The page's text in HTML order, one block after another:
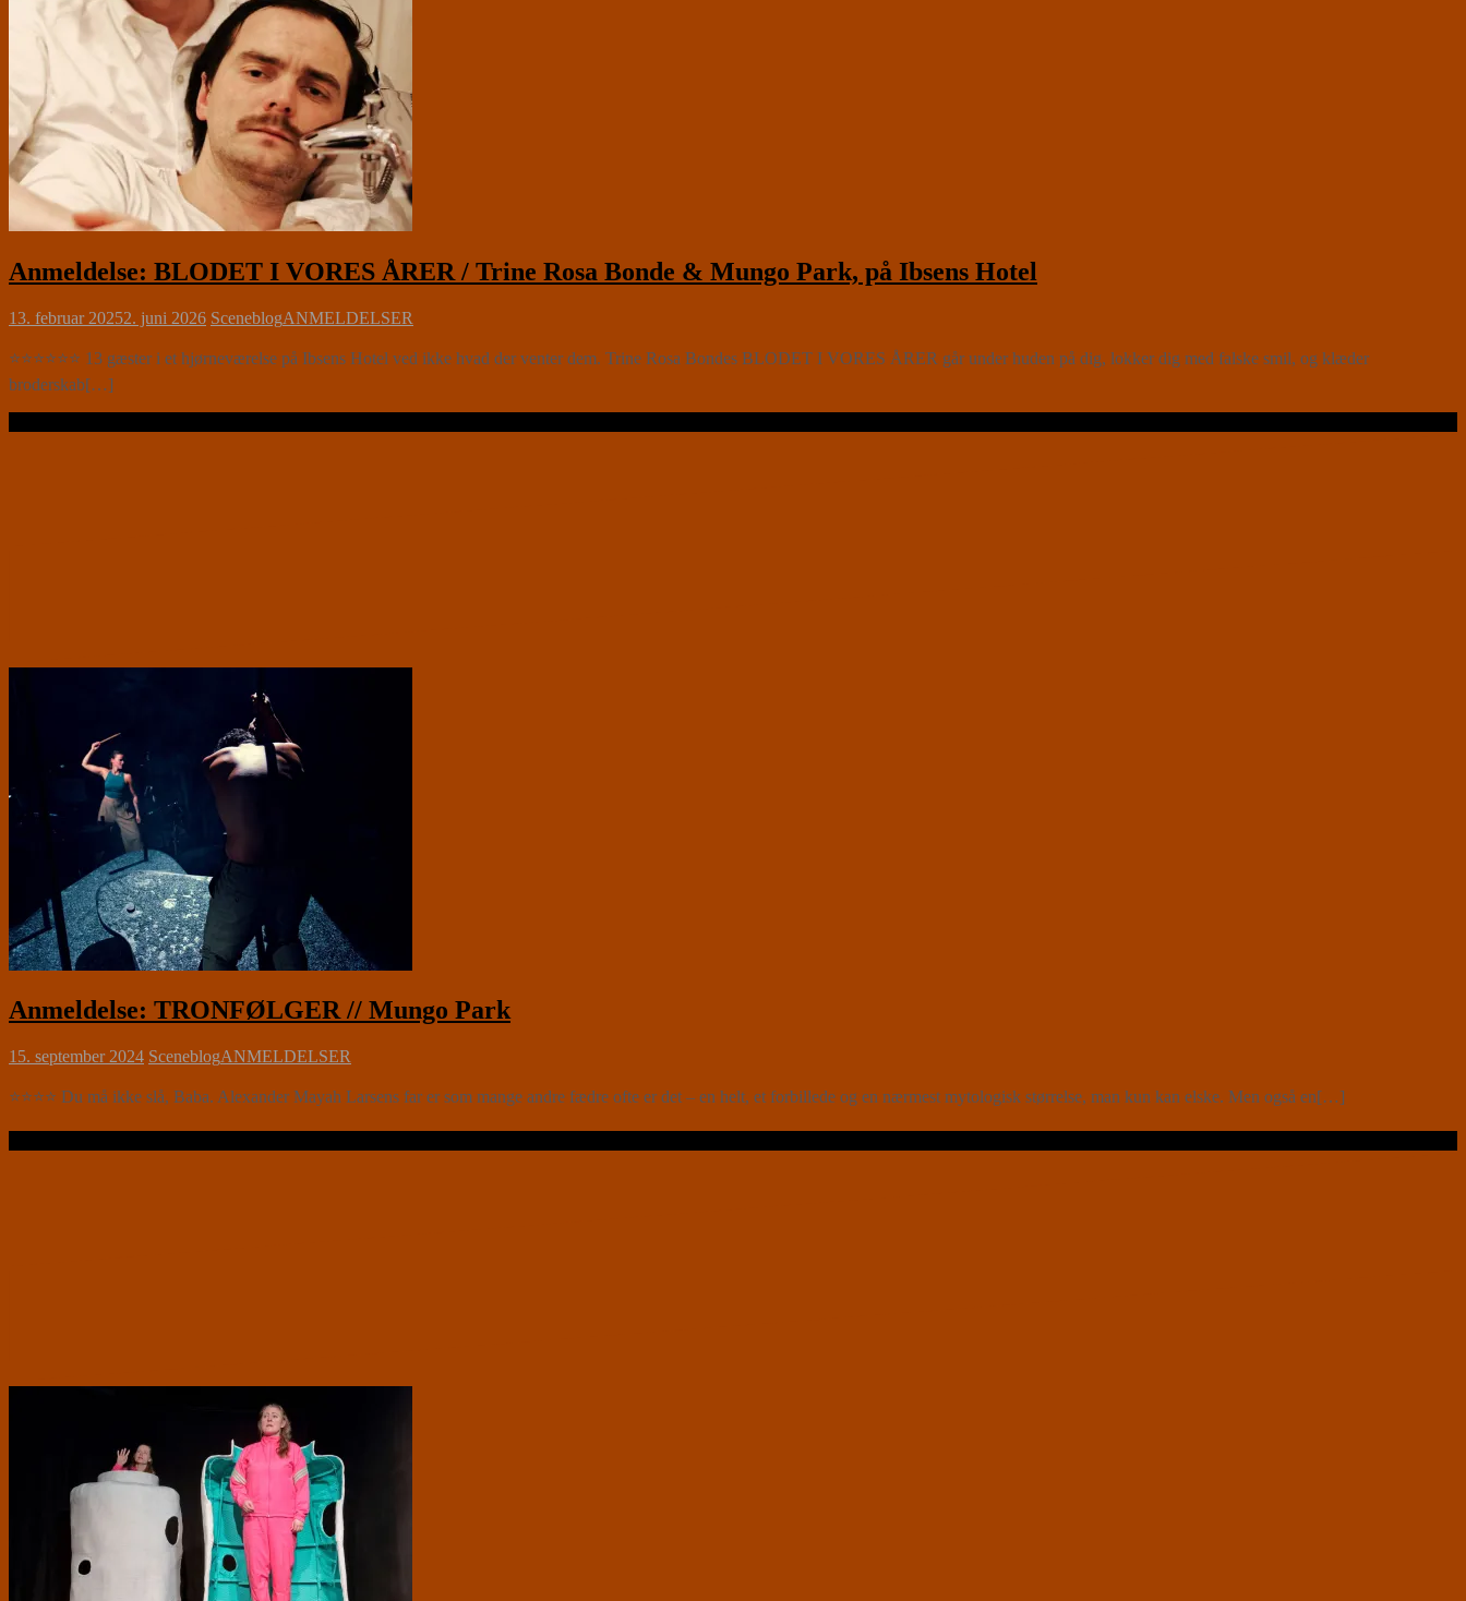
Anmeldelse: BLODET I VORES ÅRER / Trine Rosa Bonde & Mungo Park, på Ibsens Hotel
13. februar 20252. juni 2026 SceneblogANMELDELSER
⭐⭐⭐⭐⭐⭐ 13 gæster i et hjørneværelse på Ibsens Hotel ved ikke hvad der venter dem. Trine Rosa Bondes BLODET I VORES ÅRER går under huden på dig, lokker dig med falske smil, og klæder
broderskab[…]
Anmeldelse: TRONFØLGER // Mungo Park
15. september 2024 SceneblogANMELDELSER
⭐⭐⭐⭐ Du må ikke slå, Baba. Alexander Mayah Larsens far er som mange andre fædre ofte er det – en helt, et forbillede og en nærmest mytologisk størrelse, man kun kan elske. Men også en[…]